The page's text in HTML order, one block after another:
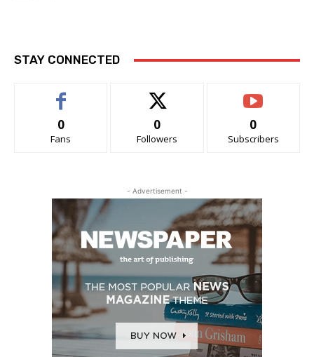
STAY CONNECTED
0
Fans
0
Followers
0
Subscribers
- Advertisement -